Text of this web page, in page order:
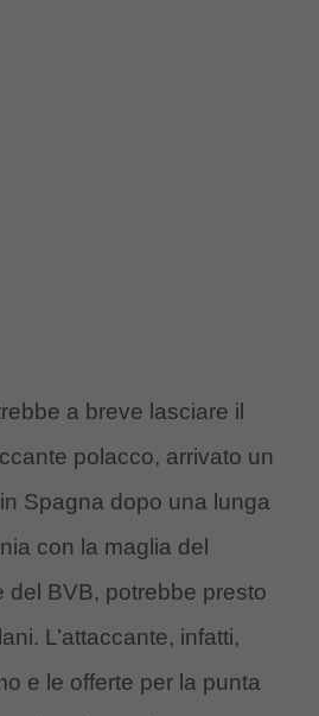
a breve lasciare il
polacco, arrivato un
Spagna dopo una lunga
con la maglia del
del BVB, potrebbe presto
L’attaccante, infatti,
e le offerte per la punta